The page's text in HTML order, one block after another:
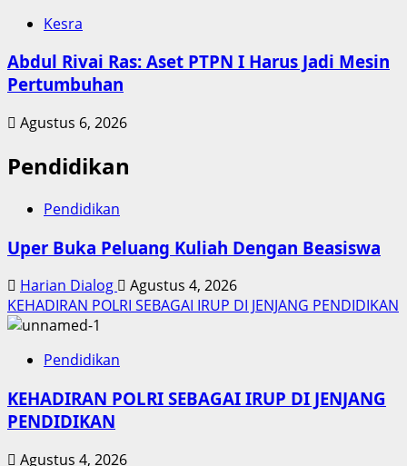
Kesra
Abdul Rivai Ras: Aset PTPN I Harus Jadi Mesin
Pertumbuhan
Agustus 6, 2026
Pendidikan
Pendidikan
Uper Buka Peluang Kuliah Dengan Beasiswa
Harian Dialog
Agustus 4, 2026
KEHADIRAN POLRI SEBAGAI IRUP DI JENJANG PENDIDIKAN
Pendidikan
KEHADIRAN POLRI SEBAGAI IRUP DI JENJANG
PENDIDIKAN
Agustus 4, 2026